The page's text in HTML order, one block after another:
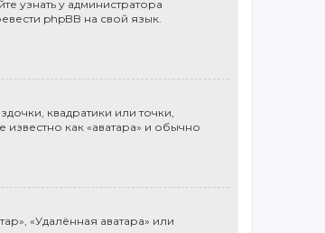
узнать у администратора
phpBB на свой язык.
квадратики или точки,
как «аватара» и обычно
«Удалённая аватара» или